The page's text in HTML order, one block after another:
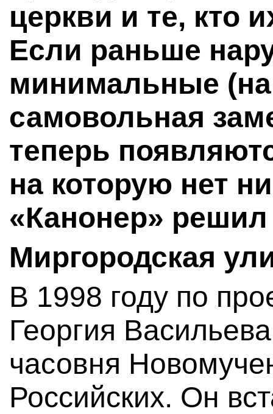
церкви и те, кто
Если раньше
минимальные
самовольная
теперь
на которую нет
«Канонер»
Миргородская
В 1998 году по
Георгия
часовня
Российских. Он